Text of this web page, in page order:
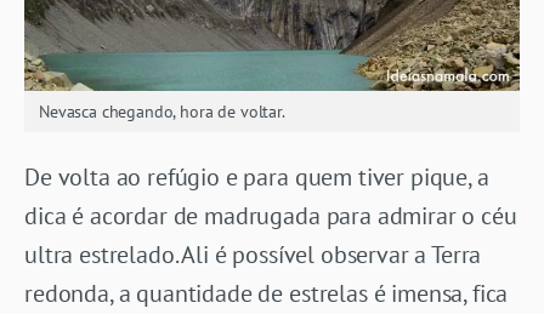
Nevasca chegando, hora de voltar.
De volta ao refúgio e para quem tiver pique, a
dica é acordar de madrugada para admirar o céu
ultra estrelado. Ali é possível observar a Terra
redonda, a quantidade de estrelas é imensa, fica